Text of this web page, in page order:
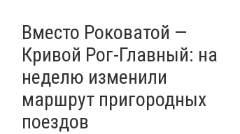
Вместо Роковатой —
Кривой Рог-Главный: на
неделю изменили
маршрут пригородных
поездов